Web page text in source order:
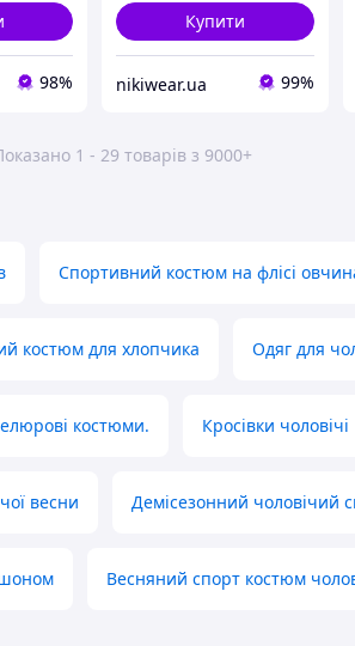
98%
Купити
nikiwear.ua 99%
1 - 29 товарів з 9000+
Спортивний костюм на флісі
костюм для хлопчика Одяг для
костюми. Кросівки чоловічі
весни Демісезонний чоловічий
Весняний спорт костюм